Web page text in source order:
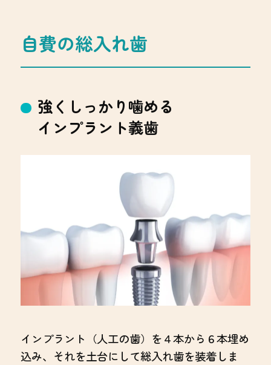
自費の総入れ歯
強くしっかり噛める
インプラント義歯
インプラント（人工の歯）を４本から６本埋め
込み、それを土台にして総入れ歯を装着しま